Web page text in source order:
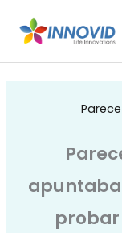
apuntaba
probar